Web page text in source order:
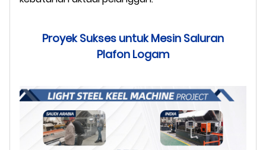
Proyek Sukses untuk Mesin Saluran
Plafon Logam